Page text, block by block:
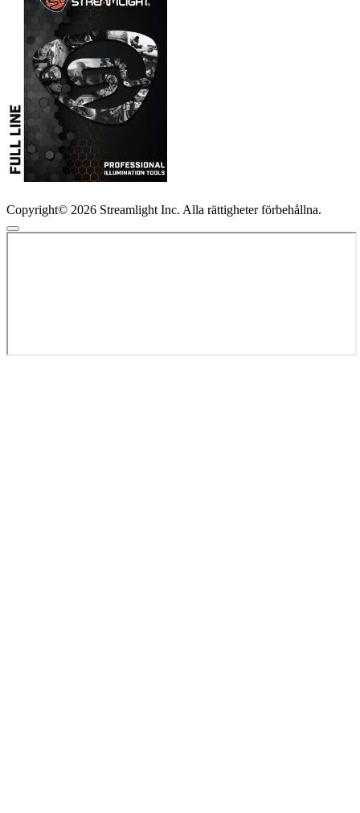
Copyright© 2026 Streamlight Inc. Alla rättigheter förbehållna.